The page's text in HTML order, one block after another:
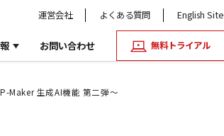
お問い合わせ 無料トライアル
運営会社 よくある質問 English Site
Maker 生成AI機能 第二弾～